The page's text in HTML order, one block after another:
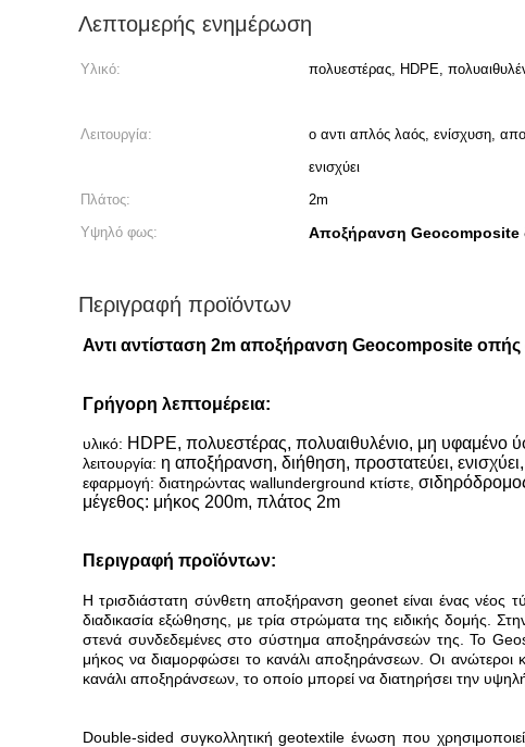
Λεπτομερής ενημέρωση
Υλικό: πολυεστέρας, HDPE,
Λειτουργία:
ο αντι απλός λαός, ενίσχυση,
ενισχύει
Πλάτος:
2m
Υψηλό φως:
Αποξήρανση Geocomposite
Περιγραφή προϊόντων
Αντι αντίσταση 2m αποξήρανση Geocomposite
Γρήγορη λεπτομέρεια:
υλικό: HDPE, πολυεστέρας, πολυαιθυλένιο, μη υφαμένο
λειτουργία: η αποξήρανση, διήθηση, προστατεύει,
εφαρμογή: διατηρώντας wallunderground κτίστε,
μέγεθος: μήκος 200m, πλάτος 2m
Περιγραφή προϊόντων:
Η τρισδιάστατη σύνθετη αποξήρανση geonet είναι ένας νέος
διαδικασία εξώθησης, με τρία στρώματα της ειδικής δομής.
στενά συνδεδεμένες στο σύστημα αποξηράνσεών της. Το
μήκος να διαμορφώσει το κανάλι αποξηράνσεων. Οι
κανάλι αποξηράνσεων, το οποίο μπορεί να διατηρήσει την
Double-sided συγκολλητική geotextile ένωση που